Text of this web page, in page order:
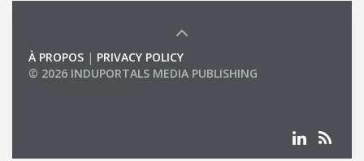
À PROPOS | PRIVACY POLICY
© 2026 INDUPORTALS MEDIA PUBLISHING